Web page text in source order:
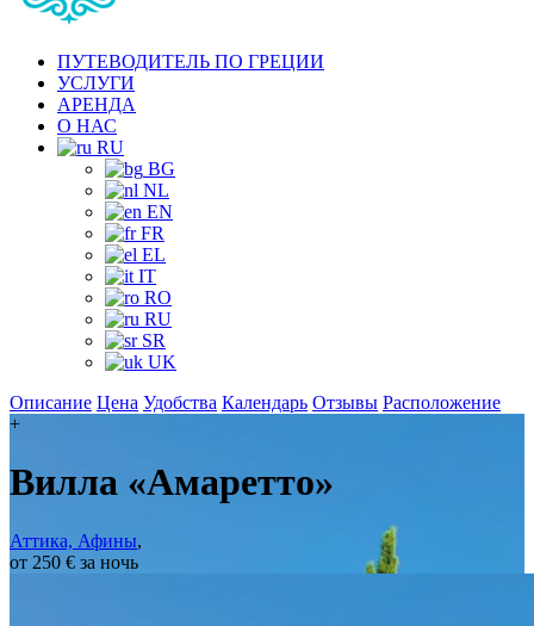
ПУТЕВОДИТЕЛЬ ПО ГРЕЦИИ
УСЛУГИ
АРЕНДА
О НАС
RU
BG
NL
EN
FR
EL
IT
RO
RU
SR
UK
Описание Цена Удобства Календарь Отзывы Расположение
+
Вилла «Амаретто»
Аттика, Афины,
от 250 € за ночь